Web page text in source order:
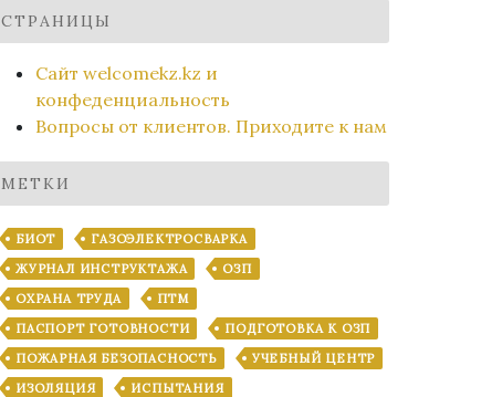
СТРАНИЦЫ
Сайт welcomekz.kz и
конфеденциальность
Вопросы от клиентов. Приходите к нам
МЕТКИ
БИОТ
ГАЗОЭЛЕКТРОСВАРКА
ЖУРНАЛ ИНСТРУКТАЖА
ОЗП
ОХРАНА ТРУДА
ПТМ
ПАСПОРТ ГОТОВНОСТИ
ПОДГОТОВКА К ОЗП
ПОЖАРНАЯ БЕЗОПАСНОСТЬ
УЧЕБНЫЙ ЦЕНТР
ИЗОЛЯЦИЯ
ИСПЫТАНИЯ